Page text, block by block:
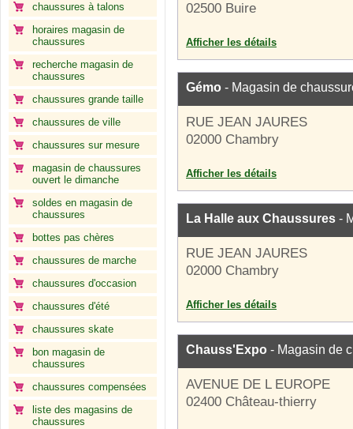
chaussures à talons
horaires magasin de
chaussures
recherche magasin de
chaussures
chaussures grande taille
chaussures de ville
chaussures sur mesure
magasin de chaussures
ouvert le dimanche
soldes en magasin de
chaussures
bottes pas chères
chaussures de marche
chaussures d'occasion
chaussures d'été
chaussures skate
bon magasin de
chaussures
chaussures compensées
liste des magasins de
chaussures
02500 Buire
Afficher les détails
Gémo - Magasin de
RUE JEAN JAURES
02000 Chambry
Afficher les détails
La Halle aux Chaussures -
RUE JEAN JAURES
02000 Chambry
Afficher les détails
Chauss'Expo - Magasin de
AVENUE DE L EUROPE
02400 Château-thierry